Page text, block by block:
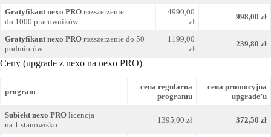
Gratyfikant nexo PROrozszerzenie
do 1000 pracowników
4990,00
zł
998,00 zł
Gratyfikant nexo PROrozszerzenie do 50
podmiotów
1199,00
zł
239,80 zł
Ceny (upgrade z nexo na nexo PRO)
program
cena regularna
programu
cena promocyjna
upgrade’u
Subiekt nexo PROlicencja
na 1 stanowisko
1395,00 zł 372,50 zł